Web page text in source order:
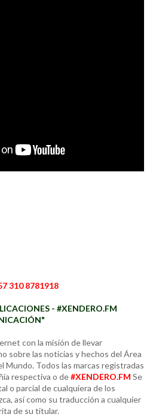
310 8781918
- #XENDERO.FM
con la misión de llevar
sobre las noticias y hechos del Área
Mundo. Todos las marcas registradas
respectiva o de#XENDERO.FM Se
o parcial de cualquiera de los
así como su traducción a cualquier
de su titular.